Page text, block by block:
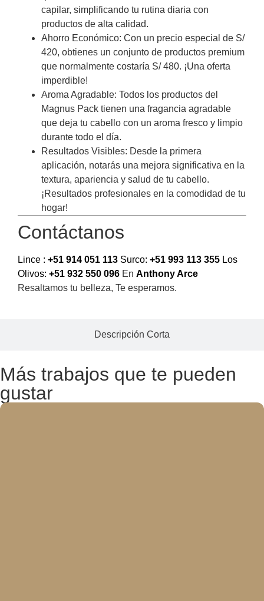
Descripción Corta
capilar, simplificando tu rutina diaria con
productos de alta calidad.
Ahorro Económico: Con un precio especial de S/
420, obtienes un conjunto de productos premium
que normalmente costaría S/ 480. ¡Una oferta
imperdible!
Aroma Agradable: Todos los productos del
Magnus Pack tienen una fragancia agradable
que deja tu cabello con un aroma fresco y limpio
durante todo el día.
Resultados Visibles: Desde la primera
aplicación, notarás una mejora significativa en la
textura, apariencia y salud de tu cabello.
¡Resultados profesionales en la comodidad de tu
hogar!
Contáctanos
Lince : +51 914 051 113 Surco: +51 993 113 355 Los
Olivos: +51 932 550 096 En Anthony Arce
Resaltamos tu belleza, Te esperamos.
Más trabajos que te pueden
gustar